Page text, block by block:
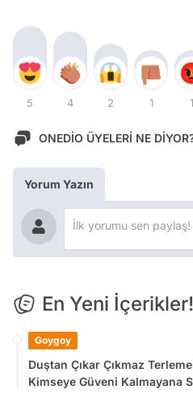
5 4 2 1 1
ONEDİO ÜYELERİ NE
Yorum Yazın
En Yeni İçerikler!
Goygoy
Duştan Çıkar Çıkmaz
Kimseye Güveni Kalmayana